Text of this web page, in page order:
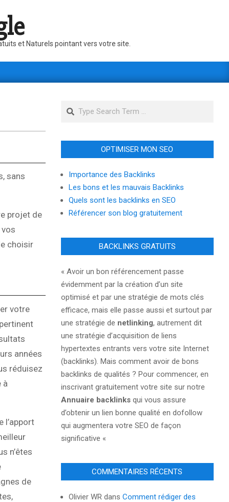
et Naturels pointant vers votre site.
sans
projet de
choisir
votre
années
réduisez
à
l’apport
n’êtes
de
Search
OPTIMISER MON SEO
Importance des Backlinks
Les bons et les mauvais Backlinks
Quels sont les backlinks en SEO
Référencer son blog gratuitement
BACKLINKS GRATUITS
« Avoir un bon référencement passe
évidemment par la création d’un site
optimisé et par une stratégie de mots clés
efficace, mais elle passe aussi et surtout par
une stratégie de netlinking, autrement dit
une stratégie d’acquisition de liens
hypertextes entrants vers votre site Internet
(backlinks). Mais comment avoir de bons
backlinks de qualités ? Pour commencer, en
inscrivant gratuitement votre site sur notre
Annuaire backlinks qui vous assure
d’obtenir un lien bonne qualité en dofollow
qui augmentera votre SEO de façon
significative «
COMMENTAIRES RÉCENTS
Olivier WRdans Comment rédiger des